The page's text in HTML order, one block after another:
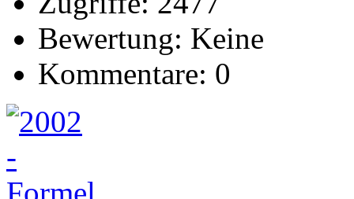
Bewertung: Keine
Kommentare: 0